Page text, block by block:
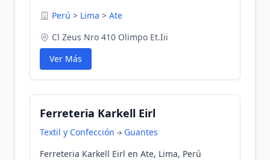
Perú > Lima > Ate
Cl Zeus Nro 410 Olimpo Et.Iii
Ver Más
Ferreteria Karkell Eirl
Textil y Confección
Guantes
Ferreteria Karkell Eirl en Ate, Lima, Perú